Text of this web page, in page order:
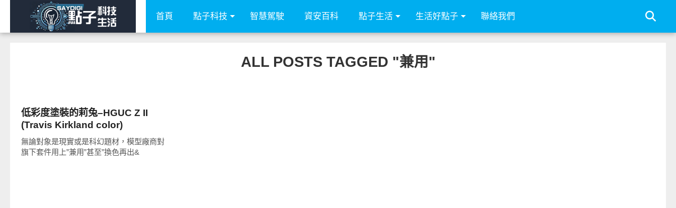
首頁 點子科技 智慧駕駛 資安百科 點子生活 生活好點子 聯絡我們
ALL POSTS TAGGED "兼用"
低彩度塗裝的莉兔–HGUC Z II
(Travis Kirkland color)
無論對象是現實或是科幻題材，模型廠商對
旗下套件用上”兼用”甚至”換色再出&